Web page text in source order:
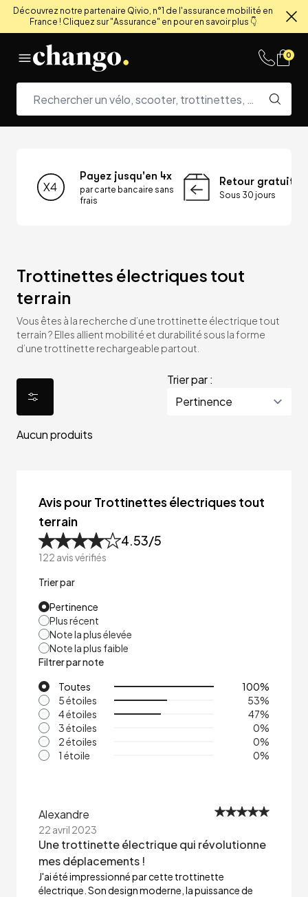
Découvrez notre partenaire Qivio, n°1 de l'assurance mobilité en
France ! Cliquez sur "Assurance" en pour en savoir plus 👇
0
Payez jusqu'en 4x
par carte bancaire sans
frais
Retour gratuit
Sous 30 jours
Trottinettes électriques tout
terrain
Vous êtes à la recherche d’une trottinette électrique tout
terrain ? Elles allient mobilité et durabilité sous la forme
d’une trottinette rechargeable partout.
Trier par :
Aucun produits
Avis pour Trottinettes électriques tout
terrain
4.53/5
122 avis vérifiés
Trier par
Pertinence
Plus récent
Note la plus élevée
Note la plus faible
Filtrer par note
Toutes
100%
5 étoiles
53%
4 étoiles
47%
3 étoiles
0%
2 étoiles
0%
1 étoile
0%
Alexandre
22 avril 2023
Une trottinette électrique qui révolutionne
mes déplacements !
J'ai été impressionné par cette trottinette
électrique. Son design moderne, la puissance de